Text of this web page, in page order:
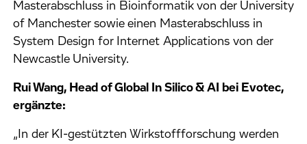
Masterabschluss in Bioinformatik von der University
of Manchester sowie einen Masterabschluss in
System Design for Internet Applications von der
Newcastle University.
Rui Wang, Head of Global In Silico & AI bei Evotec,
ergänzte:
„In der KI-gestützten Wirkstoffforschung werden